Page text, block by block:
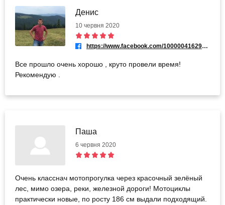
виправдати очікування.
Денис
10 червня 2020
https://www.facebook.com/100000416293321
Все прошло очень хорошо , круто провели время!
Рекомендую .
Паша
6 червня 2020
Очень класснач мотопрогулка через красочный зелёный
лес, мимо озера, реки, железной дороги! Мотоциклы
практически новые, по росту 186 см выдали подходящий.